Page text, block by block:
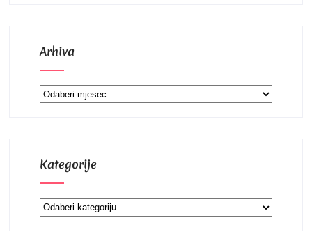
Arhiva
Arhiva
Kategorije
Kategorije